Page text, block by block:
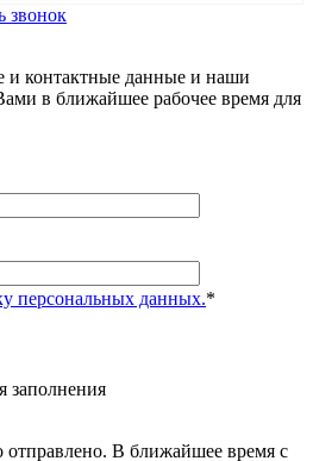
звонок
и контактные данные и наши
в ближайшее рабочее время для
персональных данных.*
заполнения
В ближайшее время с